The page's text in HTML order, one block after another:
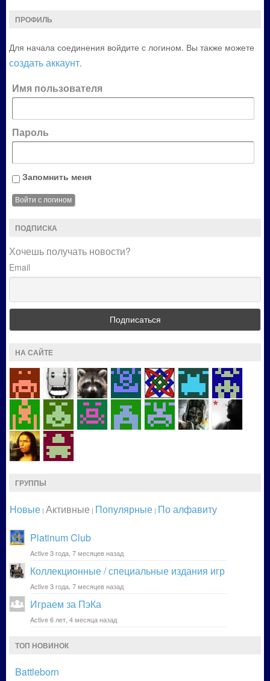
ПРОФИЛЬ
Для начала соединения войдите с логином. Вы также можете
создать аккаунт.
Имя пользователя
Пароль
Запомнить меня
ПОДПИСКА
Хочешь получать новости?
Email
НА САЙТЕ
ГРУППЫ
Новые | Активные | Популярные | По алфавиту
Platinum Club
Active 3 года, 7 месяцев назад
Коллекционные / специальные издания игр
Active 3 года, 7 месяцев назад
Играем за ПэКа
Active 6 лет, 4 месяца назад
ТОП НОВИНОК
Battleborn